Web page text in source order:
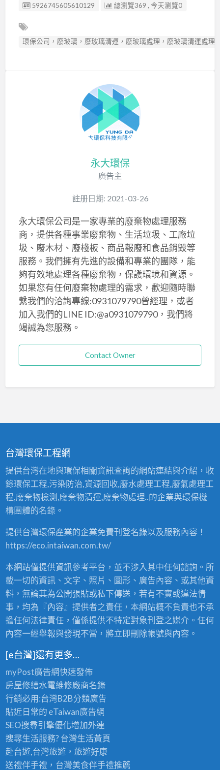
廣告编號
5926745605610129 總瀏覽369 , 今天瀏覽0
環保公司，廢玻璃，廢玻璃清運，廢玻璃處理，廢玻璃清運處
永大環保
廣告主
註册日期: 2021-03-26
永大環保公司是一家專業的廢棄物處理服務
商，提供各種事業廢棄物、生活垃圾、工廠垃
圾、廢木材、廢棧板、商品報廢和食品銷毀等
服務。我們擁有先進的設備和專業的團隊，能
夠有效地處理各種廢棄物，保護環境和資源。
如果您有任何廢棄物處理的需求，歡迎隨時聯
繫我們的洽詢專線:0931079790曾經理，或者
加入我們的LINE ID:@a0931079790，我們將
竭誠為您服務。
Contact Owner
台灣環保工程網
提供台灣在地與環保相關資訊查詢的網站連結與介紹，收
錄環保工程,污染防治,資源回收,廢水處理工程,廢氣處理工
程,廢棄物檢測,廢棄物清運,廢棄物處理..的企業與環保機
構團體的名錄。
提供台灣環保產業的企業免費刊登名錄以及服務內容！
https://eco.intaiwan.com.tw/
本網站僅提供資訊參考平台，並不涉入其中任何諮詢。所
載一切的資訊、文字、照片、圖形、廣告內容、或其他資
料，無論其為公開張貼或私下傳送，若有不實或違法情
事，均為『內容』提供者之責任，本網站概不負責也不承
擔任何法律責任，僅係提供不特定對象刊登之媒介。任何
內容一經舉報與發現不當，將立即刪除帳號與內容。
[e台灣]還有更多…
myPost廣告網快速發佈
房屋修繕水電維修廠商名錄
行銷必用:台灣B2B分類廣告
貼近日常的 eTaiwan廣告網
SEO搜尋引擎優化增加外連
搜尋生活服務? 台灣生活黃頁
赴台遊,台灣旅遊，旅遊好康
送禮伴手禮，台灣美食伴手禮推薦